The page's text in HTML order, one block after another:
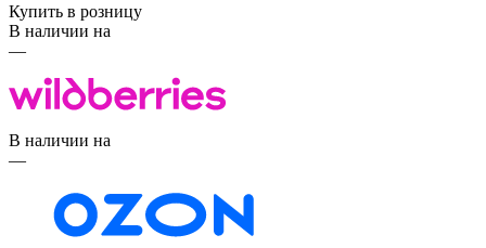
Купить в розницу
В наличии на
—
В наличии на
—